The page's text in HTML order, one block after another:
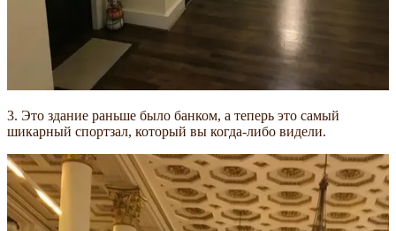
3. Это здание раньше было банком, а теперь это самый
шикарный спортзал, который вы когда-либо видели.